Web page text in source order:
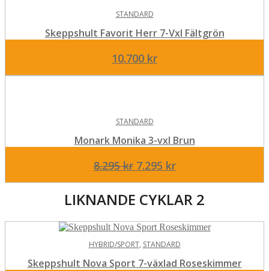
STANDARD
Skeppshult Favorit Herr 7-Vxl Fältgrön
10.700 kr
STANDARD
Monark Monika 3-vxl Brun
8.295kr Det
ursprungliga
priset
var:
8.295 kr.
7.295 krDet
nuvarande
priset
är:
7.295 kr.
LIKNANDE CYKLAR 2
HYBRID/SPORT, STANDARD
Skeppshult Nova Sport 7-växlad Roseskimmer